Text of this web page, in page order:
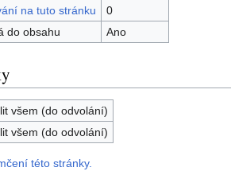
na tuto stránku
0
do obsahu
Ano
všem (do odvolání)
všem (do odvolání)
této stránky.